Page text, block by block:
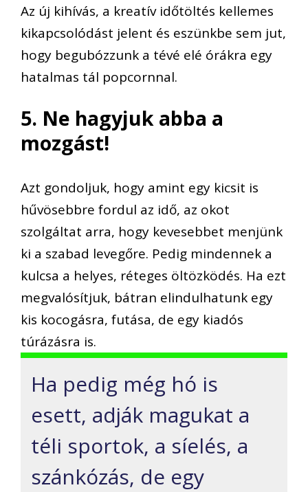
Az új kihívás, a kreatív időtöltés kellemes
kikapcsolódást jelent és eszünkbe sem jut,
hogy begubózzunk a tévé elé órákra egy
hatalmas tál popcornnal.
5. Ne hagyjuk abba a
mozgást!
Azt gondoljuk, hogy amint egy kicsit is
hűvösebbre fordul az idő, az okot
szolgáltat arra, hogy kevesebbet menjünk
ki a szabad levegőre. Pedig mindennek a
kulcsa a helyes, réteges öltözködés. Ha ezt
megvalósítjuk, bátran elindulhatunk egy
kis kocogásra, futása, de egy kiadós
túrázásra is.
Ha pedig még hó is
esett, adják magukat a
téli sportok, a síelés, a
szánkózás, de egy